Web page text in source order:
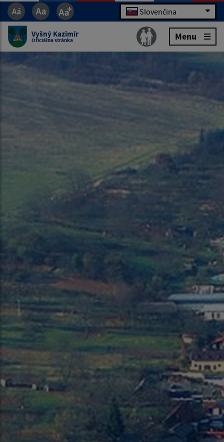
Slovenčina
Vyšný Kazimír
Oficiálna stránka Menu